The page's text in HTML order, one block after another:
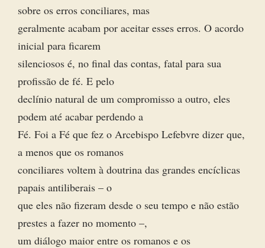
sobre os erros conciliares, mas
geralmente acabam por aceitar esses erros. O acordo
inicial para ficarem
silenciosos é, no final das contas, fatal para sua
profissão de fé. E pelo
declínio natural de um compromisso a outro, eles
podem até acabar perdendo a
Fé. Foi a Fé que fez o Arcebispo Lefebvre dizer que,
a menos que os romanos
conciliares voltem à doutrina das grandes encíclicas
papais antiliberais – o
que eles não fizeram desde o seu tempo e não estão
prestes a fazer no momento –,
um diálogo maior entre os romanos e os